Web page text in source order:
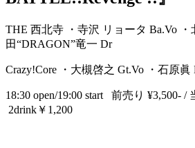
THE 西北寺 ・寺沢 リョータ Ba.Vo ・
田“DRAGON”竜一 Dr
Crazy!Core ・大槻啓之 Gt.Vo ・石原眞
18:30 open/19:00 start 前売り ¥3,500- /
2drink￥1,200